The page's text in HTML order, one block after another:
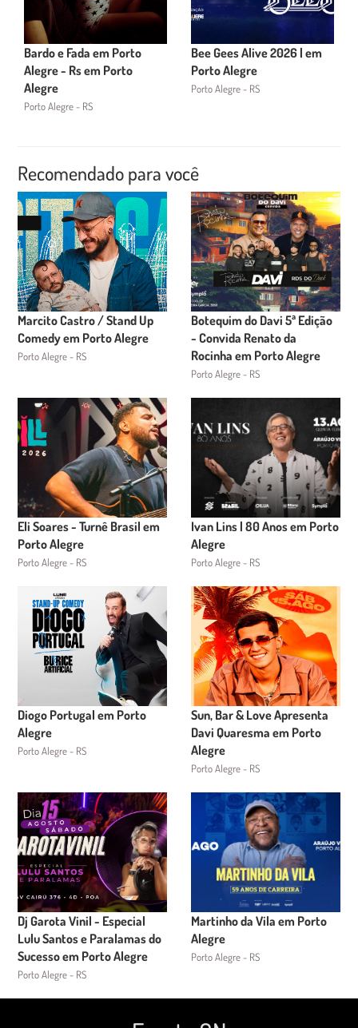
Bardo e Fada em Porto
Alegre - Rs em Porto
Alegre
Porto Alegre - RS
Bee Gees Alive 2026 | em
Porto Alegre
Porto Alegre - RS
Recomendado para você
Marcito Castro / Stand Up
Comedy em Porto Alegre
Porto Alegre - RS
Botequim do Davi 5ª Edição
- Convida Renato da
Rocinha em Porto Alegre
Porto Alegre - RS
Eli Soares - Turnê Brasil em
Porto Alegre
Porto Alegre - RS
Ivan Lins | 80 Anos em Porto
Alegre
Porto Alegre - RS
Diogo Portugal em Porto
Alegre
Porto Alegre - RS
Sun, Bar & Love Apresenta
Davi Quaresma em Porto
Alegre
Porto Alegre - RS
Dj Garota Vinil - Especial
Lulu Santos e Paralamas do
Sucesso em Porto Alegre
Porto Alegre - RS
Martinho da Vila em Porto
Alegre
Porto Alegre - RS